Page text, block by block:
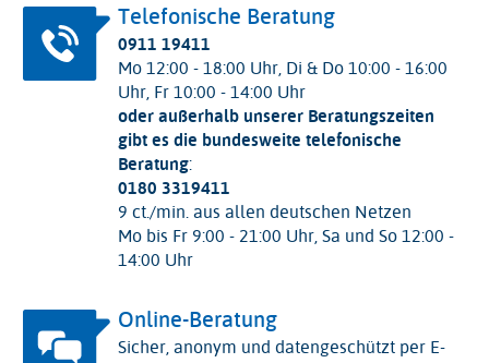
Telefonische Beratung
0911 19411
Mo 12:00 - 18:00 Uhr, Di & Do 10:00 - 16:00
Uhr, Fr 10:00 - 14:00 Uhr
oder außerhalb unserer Beratungszeiten
gibt es die bundesweite telefonische
Beratung:
0180 3319411
9 ct./min. aus allen deutschen Netzen
Mo bis Fr 9:00 - 21:00 Uhr, Sa und So 12:00 -
14:00 Uhr
Online-Beratung
Sicher, anonym und datengeschützt per E-